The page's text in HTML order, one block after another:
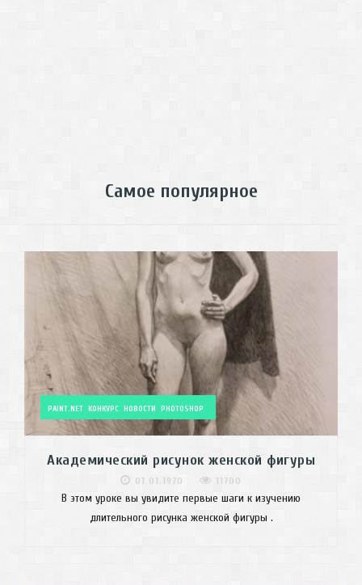
Самое популярное
PAINT.NET КОНКУРС НОВОСТИ PHOTOSHOP
Академический рисунок женской фигуры
01.01.1970 11700
В этом уроке вы увидите первые шаги к изучению
длительного рисунка женской фигуры .